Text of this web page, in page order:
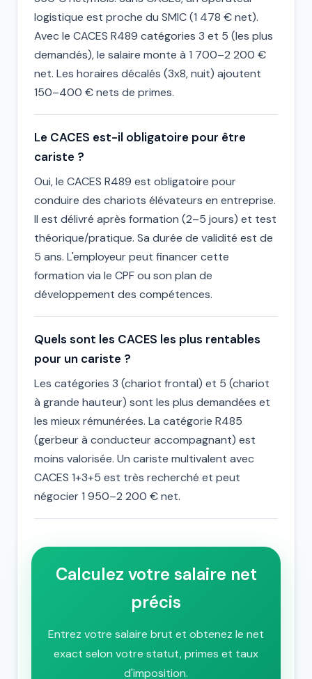
logistique est proche du SMIC (1 478 € net).
Avec le CACES R489 catégories 3 et 5 (les plus
demandés), le salaire monte à 1 700–2 200 €
net. Les horaires décalés (3x8, nuit) ajoutent
150–400 € nets de primes.
Le CACES est-il obligatoire pour être
cariste ?
Oui, le CACES R489 est obligatoire pour
conduire des chariots élévateurs en entreprise.
Il est délivré après formation (2–5 jours) et test
théorique/pratique. Sa durée de validité est de
5 ans. L'employeur peut financer cette
formation via le CPF ou son plan de
développement des compétences.
Quels sont les CACES les plus rentables
pour un cariste ?
Les catégories 3 (chariot frontal) et 5 (chariot
à grande hauteur) sont les plus demandées et
les mieux rémunérées. La catégorie R485
(gerbeur à conducteur accompagnant) est
moins valorisée. Un cariste multivalent avec
CACES 1+3+5 est très recherché et peut
négocier 1 950–2 200 € net.
Calculez votre salaire net
précis
Entrez votre salaire brut et obtenez le net
exact selon votre statut, primes et taux
d'imposition.